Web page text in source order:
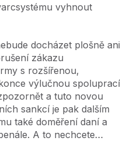
vyhnout
docházet plošně ani
zákazu
s rozšířenou,
výlučnou spoluprací
a tuto novou
sankcí je pak dalším
také doměření daní a
A to nechcete…